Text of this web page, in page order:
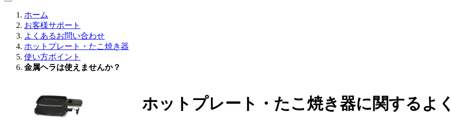
ホーム
お客様サポート
よくあるお問い合わせ
ホットプレート・たこ焼き器
使い方ポイント
金属ヘラは使えませんか？
ホットプレート・たこ焼き器に関するよ